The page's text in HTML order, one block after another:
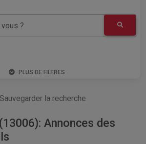
?
PLUS DE FILTRES
Sauvegarder la recherche
Annonces des